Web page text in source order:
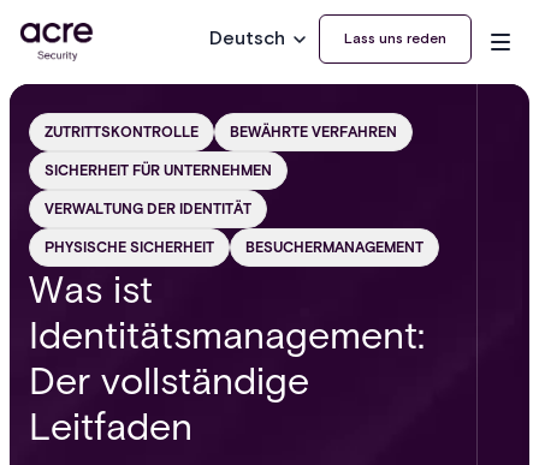
Deutsch Lass uns reden
ZUTRITTSKONTROLLE BEWÄHRTE VERFAHREN
SICHERHEIT FÜR UNTERNEHMEN
VERWALTUNG DER IDENTITÄT
PHYSISCHE SICHERHEIT BESUCHERMANAGEMENT
Was ist
Identitätsmanagement:
Der vollständige
Leitfaden